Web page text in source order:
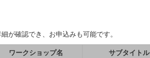
が確認でき、お申込みも可能です。
ワークショップ名 サブタイトル